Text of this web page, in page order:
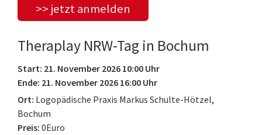
>> jetzt anmelden
Theraplay NRW-Tag in Bochum
Start: 21. November 2026 10:00 Uhr
Ende: 21. November 2026 16:00 Uhr
Ort: Logopädische Praxis Markus Schulte-Hötzel,
Bochum
Preis: 0Euro